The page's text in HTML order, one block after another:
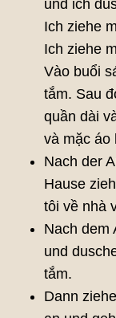
und ich
Ich ziehe
Ich ziehe
Vào buổi
tắm. Sau
quần dài
và mặc áo
Nach der
Hause
tôi về nhà
Nach dem
und
tắm.
Dann